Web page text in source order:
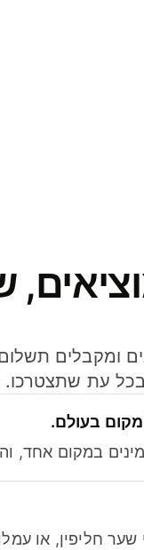
עת שתצטרכו.
בעולם.
במקום אחד,
שער חליפין, או